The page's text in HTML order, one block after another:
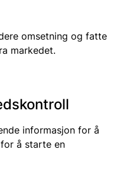
omsetning og fatte
markedet.
informasjon for å
å starte en